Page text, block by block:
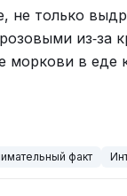
не только
из‑за
моркови в
факт